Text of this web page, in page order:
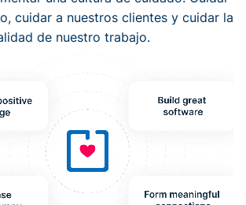
cuidar a nuestros clientes y cuidar la
de nuestro trabajo.